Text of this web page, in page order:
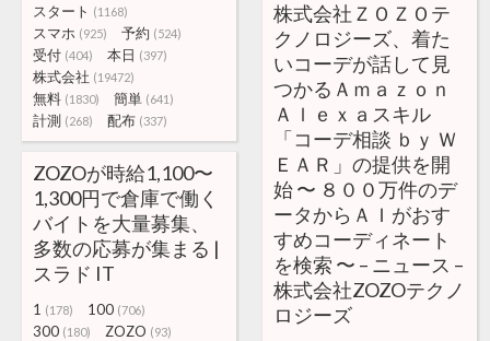
スタート (1168)
スマホ (925) 予約 (524)
受付 (404) 本日 (397)
株式会社 (19472)
無料 (1830) 簡単 (641)
計測 (268) 配布 (337)
株式会社ＺＯＺＯテ
クノロジーズ、着た
いコーデが話して見
つかるＡｍａｚｏｎ
Ａｌｅｘａスキル
「コーデ相談 ｂｙ Ｗ
ＥＡＲ」の提供を開
始 〜 ８００万件のデ
ータからＡＩがおす
すめコーディネート
を検索 〜 – ニュース –
株式会社ZOZOテクノ
ロジーズ
ZOZOが時給1,100〜
1,300円で倉庫で働く
バイトを大量募集、
多数の応募が集まる |
スラド IT
1 (178) 100 (706)
300 (180) ZOZO (93)